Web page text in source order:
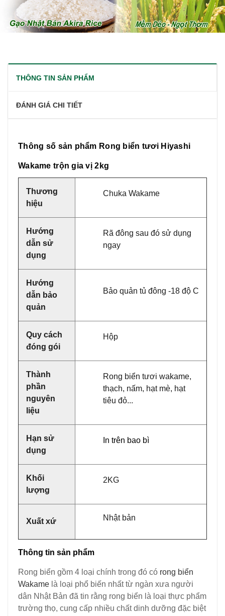
THÔNG TIN SẢN PHẨM
ĐÁNH GIÁ CHI TIẾT
Thông số sản phẩm Rong biển tươi Hiyashi
Wakame trộn gia vị 2kg
Thương
hiệu
Chuka Wakame
Hướng
dẫn sử
dụng
Rã đông sau đó sử dụng
ngay
Hướng
dẫn bảo
quản
Bảo quản tủ đông -18 độ C
Quy cách
đóng gói
Hộp
Thành
phần
nguyên
liệu
Rong biển tươi wakame,
thạch, nấm, hạt mè, hạt
tiêu đỏ...
Hạn sử
dụng
In trên bao bì
Khối
lượng
2KG
Xuất xứ Nhật bản
Thông tin sản phẩm
Rong biển gồm 4 loại chính trong đó có rong biển
Wakame là loại phổ biến nhất từ ngàn xưa người
dân Nhật Bản đã tin rằng rong biển là loại thực phẩm
trường thọ, cung cấp nhiều chất dinh dưỡng đặc biệt